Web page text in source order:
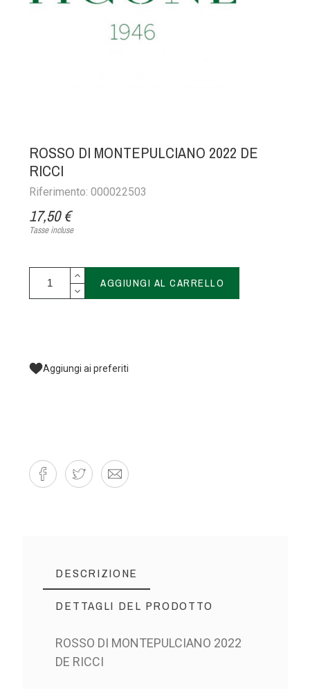
ROSSO DI MONTEPULCIANO 2022 DE
RICCI
Riferimento: 000022503
17,50 €
Tasse incluse
AGGIUNGI AL CARRELLO
Aggiungi ai preferiti
DESCRIZIONE
DETTAGLI DEL PRODOTTO
ROSSO DI MONTEPULCIANO 2022
DE RICCI